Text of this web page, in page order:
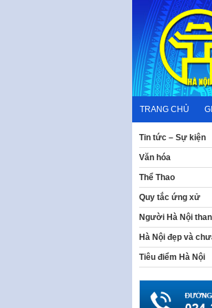
content
TRANG CHỦ
Tin tức – Sự kiện
Văn hóa
Thể Thao
Quy tắc ứng xử
Người Hà Nội
Hà Nội đẹp và
Tiêu điểm Hà Nội